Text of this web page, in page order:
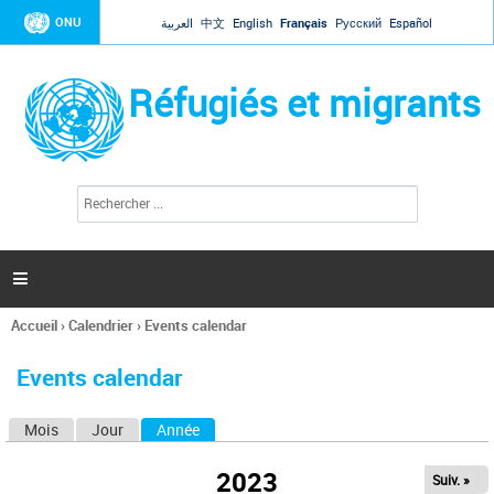
Jump to navigation
ONU العربية 中文 English Français Русский Español
Réfugiés et migrants
l
c
h
e

Vous
ici
Accueil›Calendrier› Events calendar
Events calendar
Mois Jour Année
2023 Suiv. »